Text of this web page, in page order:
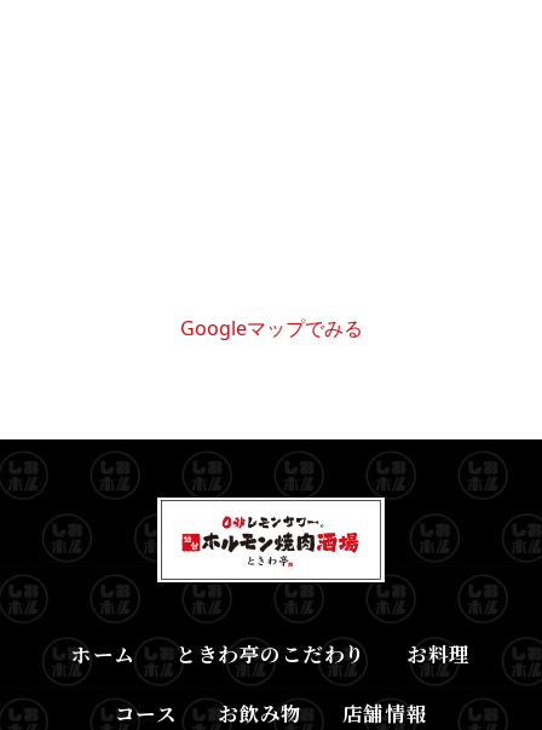
Googleマップでみる
ホーム ときわ亭のこだわり お料理
コース お飲み物 店舗情報